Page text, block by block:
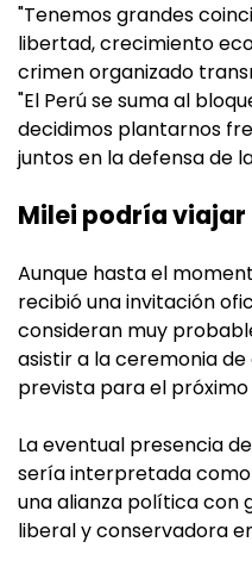
"Tenemos grandes
libertad, crecimiento
crimen organizado
"El Perú se suma al
decidimos plantarnos
juntos en la defensa de
Milei podría
Aunque hasta el
recibió una invitación
consideran muy
asistir a la ceremonia de
prevista para el próximo
La eventual presencia
sería interpretada
una alianza política con
liberal y conservadora